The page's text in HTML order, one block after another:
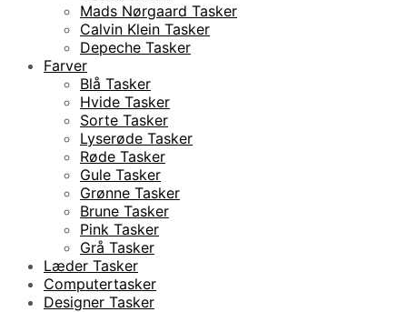
Mads Nørgaard Tasker
Calvin Klein Tasker
Depeche Tasker
Farver
Blå Tasker
Hvide Tasker
Sorte Tasker
Lyserøde Tasker
Røde Tasker
Gule Tasker
Grønne Tasker
Brune Tasker
Pink Tasker
Grå Tasker
Læder Tasker
Computertasker
Designer Tasker